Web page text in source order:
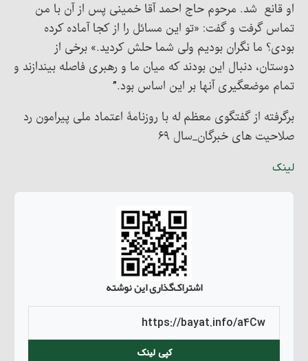
او قانع شد. مرحوم حاج احمد آقا خمینی پس از آن با من
تماس گرفت و گفت: «تو این مسائل را از کجا آماده کرده
بودی؟ ما نگران بودیم ولی شما حلش کردید.» برخی از
دوستان، دنبال این بودند که میان ما و رهبری فاصله بیندازند و
تمام موضعگیری آنها بر این اساس بود.”
برگرفته از گفتگوی معظم له با روزنامۀ اعتماد ملی پیرامون رد
صلاحیت های خبرگان_سال ۶۹
لینک
اشتراک‌گذاری این نوشته
کپی لینک